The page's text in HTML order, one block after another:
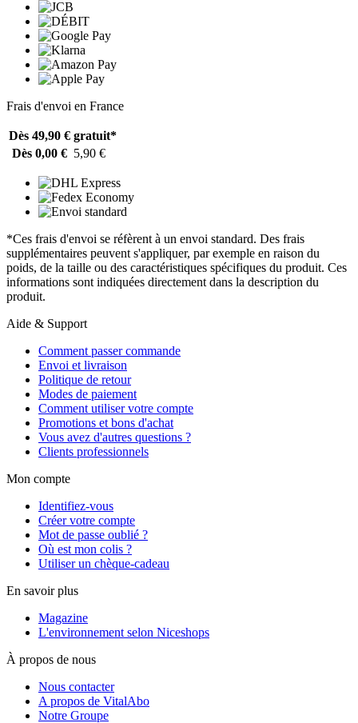
Frais d'envoi en France
Dès 49,90 € gratuit*
Dès 0,00 € 5,90 €
*Ces frais d'envoi se réfèrent à un envoi standard. Des frais
supplémentaires peuvent s'appliquer, par exemple en raison du
poids, de la taille ou des caractéristiques spécifiques du produit. Ces
informations sont indiquées directement dans la description du
produit.
Aide & Support
Comment passer commande
Envoi et livraison
Politique de retour
Modes de paiement
Comment utiliser votre compte
Promotions et bons d'achat
Vous avez d'autres questions ?
Clients professionnels
Mon compte
Identifiez-vous
Créer votre compte
Mot de passe oublié ?
Où est mon colis ?
Utiliser un chèque-cadeau
En savoir plus
Magazine
L'environnement selon Niceshops
À propos de nous
Nous contacter
A propos de VitalAbo
Notre Groupe